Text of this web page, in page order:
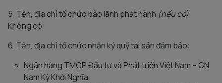
5. Tên, địa chỉ tổ chức bảo lãnh phát hành (nếu có):
Không có
6. Tên, địa chỉ tổ chức nhận ký quỹ tài sản đảm bảo:
Ngân hàng TMCP Đầu tư và Phát triển Việt Nam – CN
Nam Kỳ Khởi Nghĩa